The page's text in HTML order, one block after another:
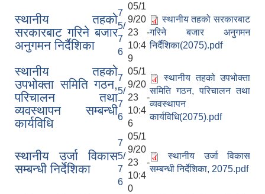
स्थानीय तहको
सरकारबाट गरिने बजार
अनुगमन निर्दैशिका
7
5/
7
6
05/1
9/20
23 -
10:4
9
स्थानीय तहको सरकारबाट
गरिने बजार अनुगमन
निर्दैशिका(2075).pdf
स्थानीय तहको
उपभोक्ता समिति गठन,
परिचालन तथा
व्यवस्थापन सम्बन्धी
कार्यविधि
7
5/
7
6
05/1
9/20
23 -
10:4
6
स्थानीय तहको उपभोक्ता
समिति गठन, परिचालन तथा
व्यवस्थापन
कार्यविधि(2075).pdf
स्थानीय उर्जा विकास
सम्बन्धी निर्देशिका
7
5/
7
6
05/1
9/20
23 -
10:4
0
स्थानीय उर्जा विकास
सम्बन्धी निर्देशिका, 2075.pdf